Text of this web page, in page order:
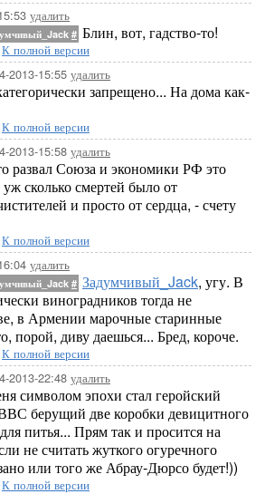
удалить
# Блин, вот, гадство-то!
К полной версии
2013-15:55 удалить
запрещено... На дома как-
К полной версии
2013-15:58 удалить
развал Союза и экономики РФ это
сколько смертей было от
и просто от сердца, - счету
К полной версии
удалить
# Задумчивый_Jack, угу. В
виноградников тогда не
в Армении марочные старинные
порой, диву даешься... Бред, короче.
К полной версии
2013-22:48 удалить
символом эпохи стал геройский
берущий две коробки девицитного
питья... Прям так и просится на
не считать жуткого огуречного
или того же Абрау-Дюрсо будет!))
К полной версии